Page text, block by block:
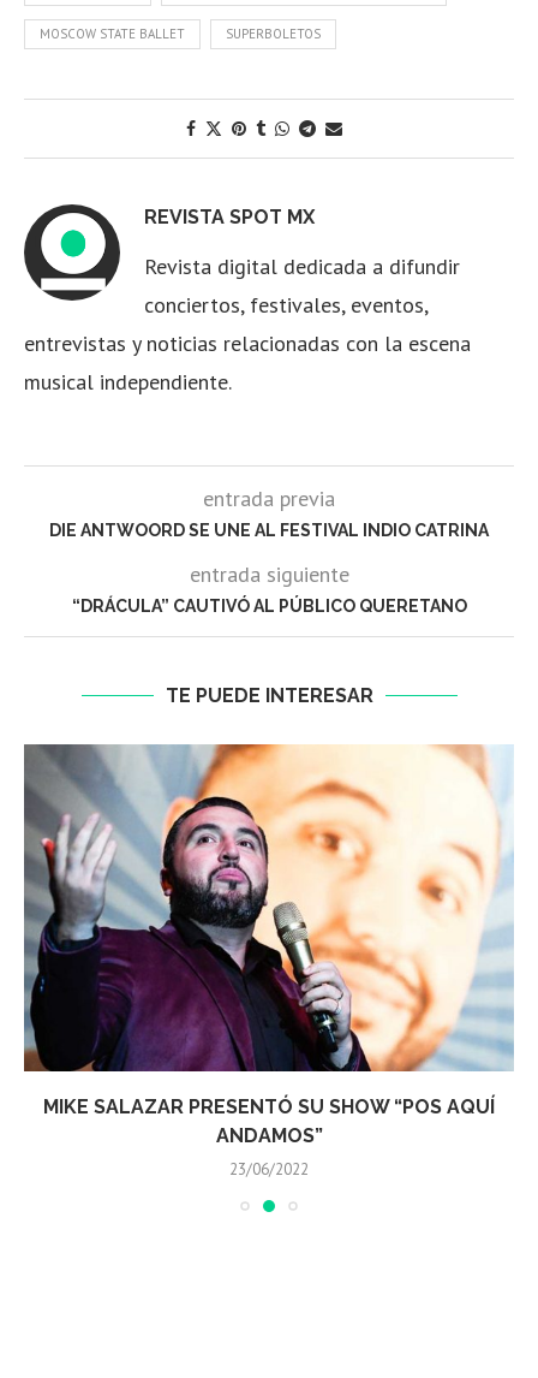
MOSCOW STATE BALLET SUPERBOLETOS
REVISTA SPOT MX
Revista digital dedicada a difundir
conciertos, festivales, eventos,
entrevistas y noticias relacionadas con la escena
musical independiente.
entrada previa
DIE ANTWOORD SE UNE AL FESTIVAL INDIO CATRINA
entrada siguiente
“DRÁCULA” CAUTIVÓ AL PÚBLICO QUERETANO
TE PUEDE INTERESAR
MIKE SALAZAR PRESENTÓ SU SHOW “POS AQUÍ
ANDAMOS”
23/06/2022